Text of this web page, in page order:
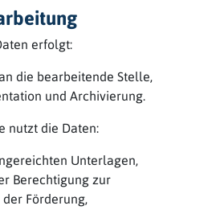
erfolgt:
die bearbeitende Stelle,
und Archivierung.
nutzt die Daten:
Unterlagen,
Berechtigung zur
Förderung,